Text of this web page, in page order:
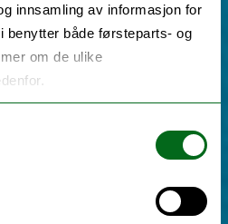
innsamling av informasjon for
benytter både førsteparts- og
om de ulike